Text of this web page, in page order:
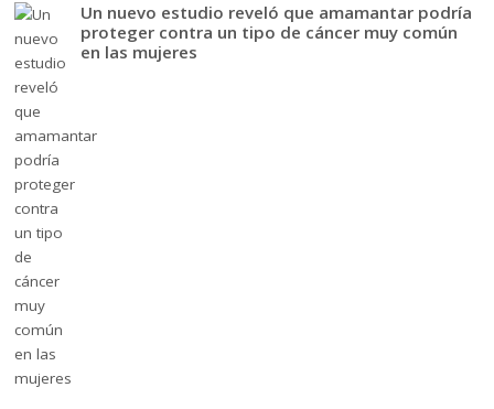
Un nuevo estudio reveló que amamantar podría
proteger contra un tipo de cáncer muy común
en las mujeres